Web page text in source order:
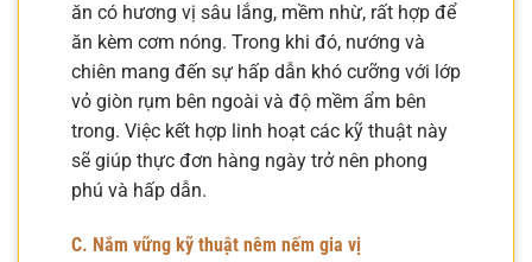
ăn có hương vị sâu lắng, mềm nhừ, rất hợp để
ăn kèm cơm nóng. Trong khi đó, nướng và
chiên mang đến sự hấp dẫn khó cưỡng với lớp
vỏ giòn rụm bên ngoài và độ mềm ẩm bên
trong. Việc kết hợp linh hoạt các kỹ thuật này
sẽ giúp thực đơn hàng ngày trở nên phong
phú và hấp dẫn.
C. Nắm vững kỹ thuật nêm nếm gia vị